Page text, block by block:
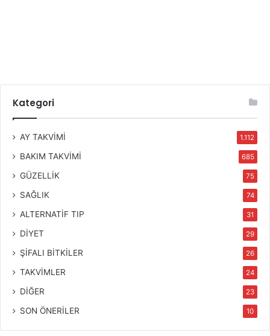
Kategori
AY TAKVİMİ 1.112
BAKIM TAKVİMİ 685
GÜZELLİK 75
SAĞLIK 74
ALTERNATİF TIP 31
DİYET 29
ŞİFALI BİTKİLER 26
TAKVİMLER 24
DİĞER 23
SON ÖNERİLER 10